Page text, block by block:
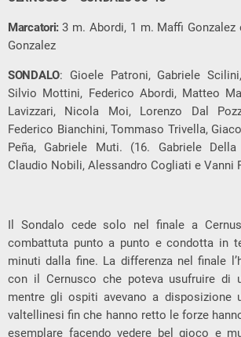
Marcatori:3 m. Abordi, 1 m. Maffi Gonzalez
Gonzalez
SONDALO: Gioele Patroni, Gabriele
Silvio Mottini, Federico Abordi, Matteo
Lavizzari, Nicola Moi, Lorenzo Dal
Federico Bianchini, Tommaso Trivella,
Peña, Gabriele Muti. (16. Gabriele
Claudio Nobili, Alessandro Cogliati e Vanni
Il Sondalo cede solo nel finale a
combattuta punto a punto e condotta in
minuti dalla fine. La differenza nel finale
con il Cernusco che poteva usufruire di
mentre gli ospiti avevano a disposizione
valtellinesi fin che hanno retto le forze
esemplare facendo vedere bel gioco e